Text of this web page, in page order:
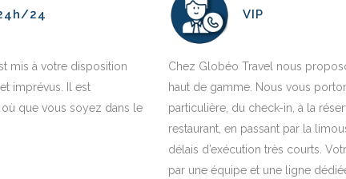
24
mis à votre disposition
imprévus. Il est
que vous soyez dans le
VIP
Chez Globéo Travel nous
haut de gamme. Nous vous
particulière, du check-in, à la
restaurant, en passant par la
délais d’exécution très courts.
par une équipe et une ligne